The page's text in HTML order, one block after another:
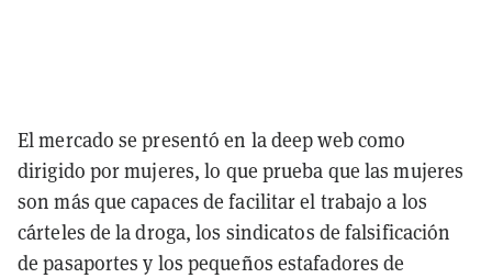
El mercado se presentó en la deep web como
dirigido por mujeres, lo que prueba que las mujeres
son más que capaces de facilitar el trabajo a los
cárteles de la droga, los sindicatos de falsificación
de pasaportes y los pequeños estafadores de